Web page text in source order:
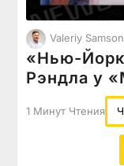
Valeriy
«Нью-
Рэндла у
1 Минут Чтения